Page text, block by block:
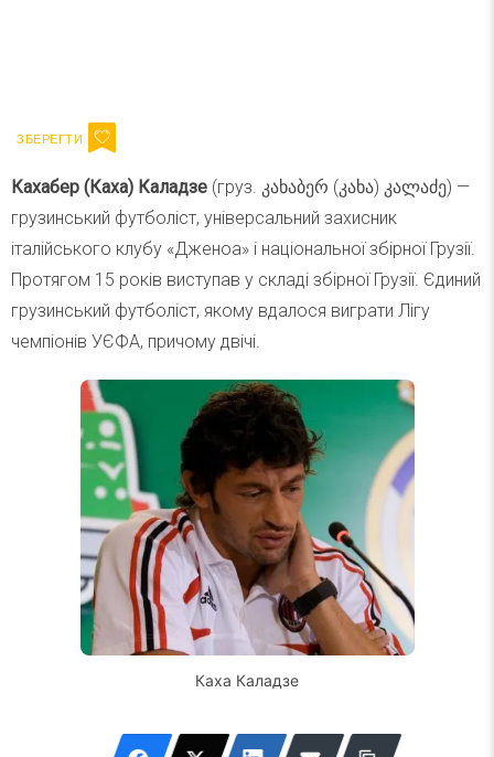
Кахабер (Каха) Каладзе (груз. კახაბერ (კახა) კალაძე) —
грузинський футболіст, універсальний захисник
італійського клубу «Дженоа» і національної збірної Грузії.
Протягом 15 років виступав у складі збірної Грузії. Єдиний
грузинський футболіст, якому вдалося виграти Лігу
чемпіонів УЄФА, причому двічі.
Каха Каладзе